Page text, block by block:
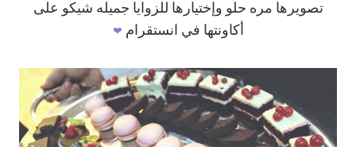
تصويرها مره حلو وإختيارها للزوايا جميله شيكو على
أكاونتها في انستقرام ❤